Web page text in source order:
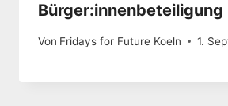
Bürger:innenbeteiligung
Von Fridays for Future Koeln 1.